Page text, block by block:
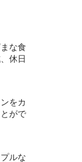
な食
休日
をカ
がで
ルな